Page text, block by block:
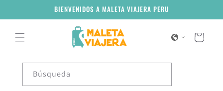
directamente
al contenido
BIENVENIDOS A MALETA VIAJERA PERU
Carrito
Búsqueda